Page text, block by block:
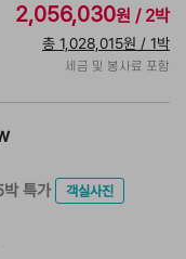
2,056,030원 / 2박
총 1,028,015원 / 1박
세금 및 봉사료 포함
박 특가
객실사진